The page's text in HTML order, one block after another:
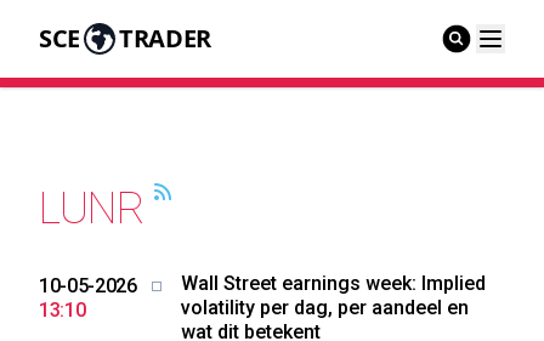
SCE TRADER
LUNR
10-05-2026
13:10
Wall Street earnings week: Implied
volatility per dag, per aandeel en
wat dit betekent